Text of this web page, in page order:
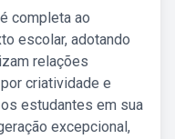
completa ao
escolar, adotando
relações
criatividade e
estudantes em sua
excepcional,